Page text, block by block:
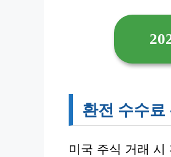
환전 수수료
미국 주식 거래 시